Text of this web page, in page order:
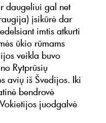
daugeliui gal net
įsikūrė dar
imtis atkurti
ūkio rūmams
veikla buvo
Rytprūsių
avių iš Švedijos. Iki
bendrovė
juodgalvė